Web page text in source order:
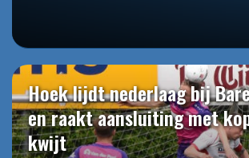
Hoek lijdt nederlaag bij
en raakt aansluiting met
kwijt